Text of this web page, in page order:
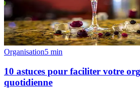
Organisation5 min
10 astuces pour faciliter votre
quotidienne